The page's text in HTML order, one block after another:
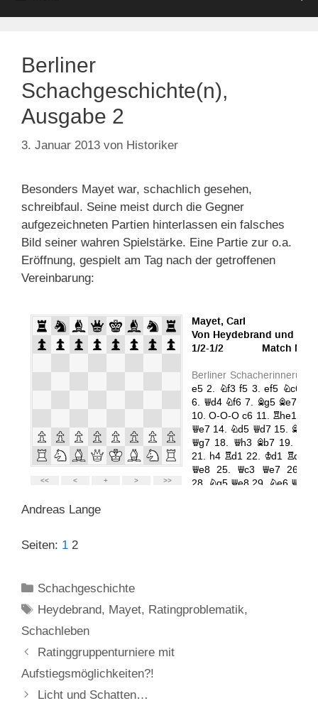
Berliner
Schachgeschichte(n),
Ausgabe 2
3. Januar 2013 von Historiker
Besonders Mayet war, schachlich gesehen,
schreibfaul. Seine meist durch die Gegner
aufgezeichneten Partien hinterlassen ein falsches
Bild seiner wahren Spielstärke. Eine Partie zur o.a.
Eröffnung, gespielt am Tag nach der getroffenen
Vereinbarung:
Andreas Lange
Seiten: 1 2
Kategorien
Schachgeschichte
Schlagwörter
Heydebrand, Mayet, Ratingproblematik,
Schachleben
Ratinggruppenturniere mit
Aufstiegsmöglichkeiten?!
Licht und Schatten…